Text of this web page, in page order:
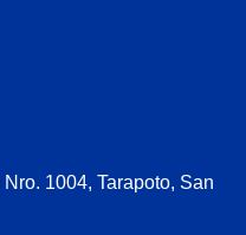
1004, Tarapoto, San